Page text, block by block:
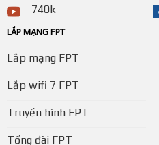
740k
LẮP MẠNG FPT
Lắp mạng FPT
Lắp wifi 7 FPT
Truyền hình FPT
Tổng đài FPT